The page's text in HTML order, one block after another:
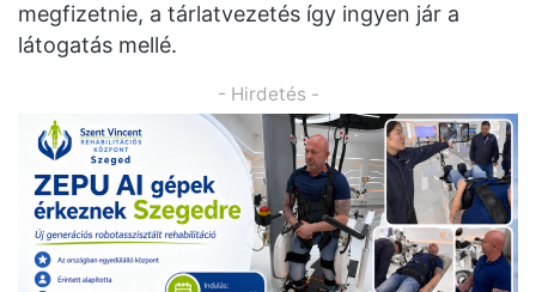
megfizetnie, a tárlatvezetés így ingyen jár a
látogatás mellé.
- Hirdetés -